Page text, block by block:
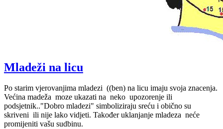
Mladeži na licu
Po starim vjerovanjima mladezi ((ben) na licu imaju svoja znacenja.
Većina madeža moze ukazati na neko upozorenje ili
podsjetnik.."Dobro mladezi" simboliziraju sreću i obično su
skriveni ili nije lako vidjeti. Također uklanjanje mladeza neće
promijeniti vašu sudbinu.